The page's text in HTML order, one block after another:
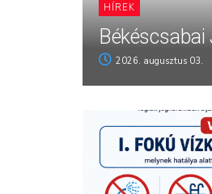
HÍREK
2026. augusztus 03.